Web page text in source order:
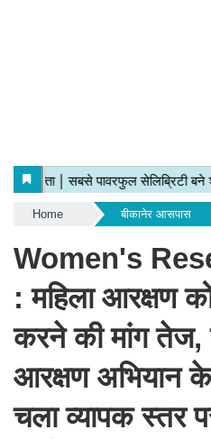
Home बीकानेर आसपास
Women's
: महिला आरक्षण
करने की मांग तेज,
आरक्षण अभियान
चला व्यापक स्तर